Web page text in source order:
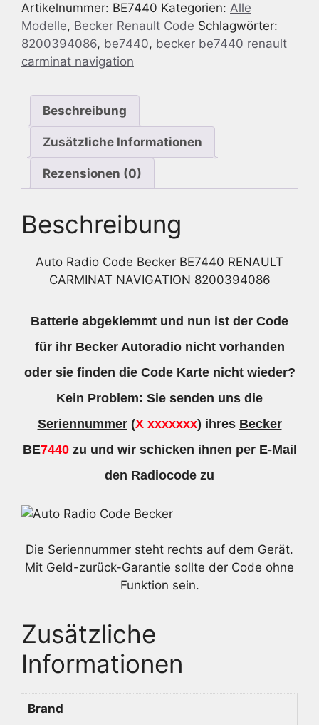
BE7440
RENAULT
CARMINAT
NAVIGATION
Artikelnummer: BE7440 Kategorien: Alle
Modelle, Becker Renault Code Schlagwörter:
8200394086, be7440, becker be7440 renault
carminat navigation
Beschreibung
Zusätzliche Informationen
Rezensionen (0)
Beschreibung
Auto Radio Code Becker BE7440 RENAULT
CARMINAT NAVIGATION 8200394086
Batterie abgeklemmt und nun ist der Code
für ihr Becker Autoradio nicht vorhanden
oder sie finden die Code Karte nicht wieder?
Kein Problem: Sie senden uns die
Seriennummer(X xxxxxxx) ihres Becker
BE7440zu und wir schicken ihnen per E-Mail
den Radiocode zu
Die Seriennummer steht rechts auf dem Gerät.
Mit Geld-zurück-Garantie sollte der Code ohne
Funktion sein.
Zusätzliche
Informationen
Brand